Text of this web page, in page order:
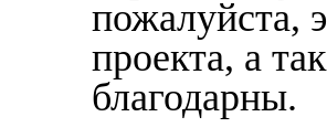
пожалуйста,
проекта, а
благодарны.